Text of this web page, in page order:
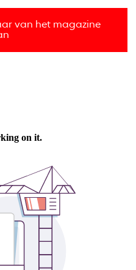
van het magazine